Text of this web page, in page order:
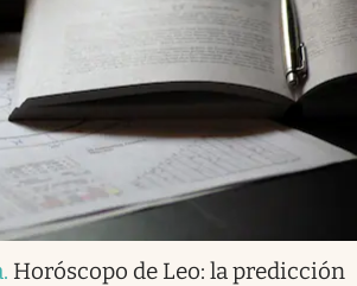
. Horóscopo de Leo: la predicción